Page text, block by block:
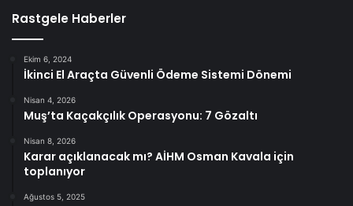
Rastgele Haberler
Ekim 6, 2024
İkinci El Araçta Güvenli Ödeme Sistemi Dönemi
Nisan 4, 2026
Muş’ta Kaçakçılık Operasyonu: 7 Gözaltı
Nisan 8, 2026
Karar açıklanacak mı? AİHM Osman Kavala için
toplanıyor
Ağustos 5, 2025